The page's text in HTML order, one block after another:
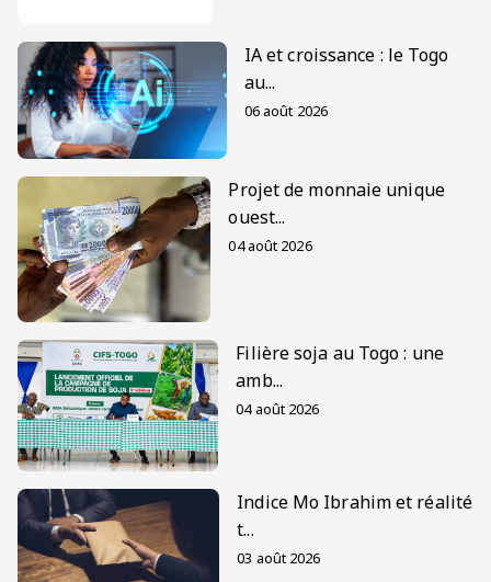
IA et croissance : le Togo
au...
06 août 2026
Projet de monnaie unique
ouest...
04 août 2026
Filière soja au Togo : une
amb...
04 août 2026
Indice Mo Ibrahim et réalité
t...
03 août 2026